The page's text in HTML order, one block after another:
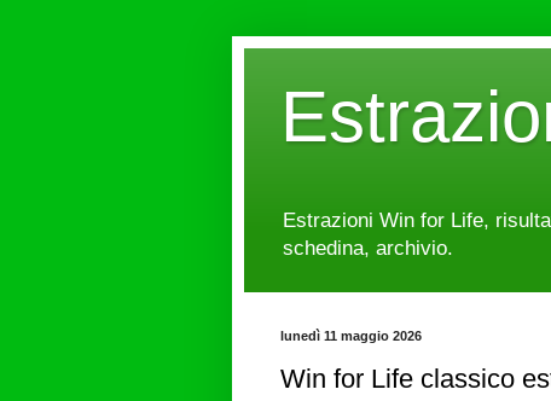
Estrazioni Win for Life,
schedina, archivio.
lunedì 11 maggio 2026
Win for Life classico